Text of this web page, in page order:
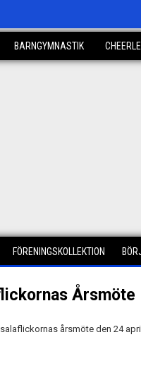
BARNGYMNASTIK
FÖRENINGSKOLLEKTION
Årsmöte
årsmöte den 24